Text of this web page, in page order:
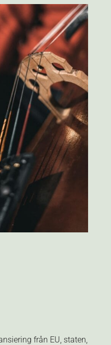
från EU, staten,